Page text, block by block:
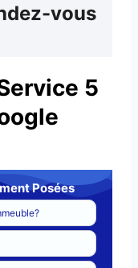
vous
5
Posées